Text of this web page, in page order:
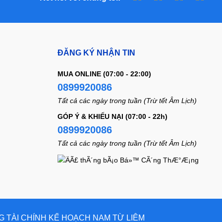
ĐĂNG KÝ NHẬN TIN
MUA ONLINE (07:00 - 22:00)
0899920086
Tất cả các ngày trong tuần (Trừ tết Âm Lịch)
GÓP Ý & KHIẾU NẠI (07:00 - 22h)
0899920086
Tất cả các ngày trong tuần (Trừ tết Âm Lịch)
TÀI CHÍNH KẾ HOẠCH NAM TỪ LIÊM